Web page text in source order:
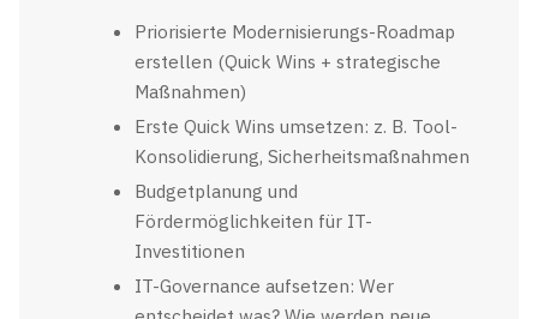
Priorisierte Modernisierungs-Roadmap
erstellen (Quick Wins + strategische
Maßnahmen)
Erste Quick Wins umsetzen: z. B. Tool-
Konsolidierung, Sicherheitsmaßnahmen
Budgetplanung und
Fördermöglichkeiten für IT-
Investitionen
IT-Governance aufsetzen: Wer